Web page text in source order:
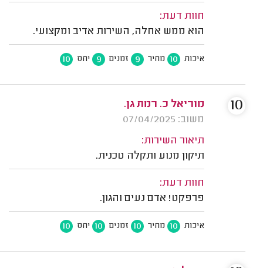
חוות דעת:
הוא ממש אחלה, השירות אדיב ומקצועי.
איכות 10 מחיר 9 זמנים 9 יחס 10
מוריאל כ. רמת גן.
משוב: 07/04/2025
תיאור השירות:
תיקון מנוע ותקלה טכנית.
חוות דעת:
פרפקט! אדם נעים והגון.
איכות 10 מחיר 10 זמנים 10 יחס 10
10